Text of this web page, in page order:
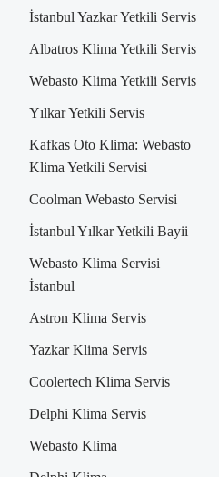
İstanbul Yazkar Yetkili Servis
Albatros Klima Yetkili Servis
Webasto Klima Yetkili Servis
Yılkar Yetkili Servis
Kafkas Oto Klima: Webasto
Klima Yetkili Servisi
Coolman Webasto Servisi
İstanbul Yılkar Yetkili Bayii
Webasto Klima Servisi
İstanbul
Astron Klima Servis
Yazkar Klima Servis
Coolertech Klima Servis
Delphi Klima Servis
Webasto Klima